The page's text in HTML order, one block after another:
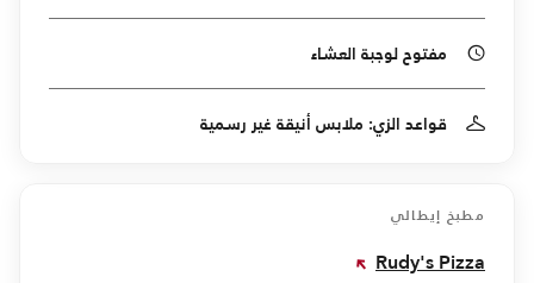
مفتوح لوجبة العشاء
قواعد الزي: ملابس أنيقة غير رسمية
مطبخ إيطالي
Rudy's Pizza